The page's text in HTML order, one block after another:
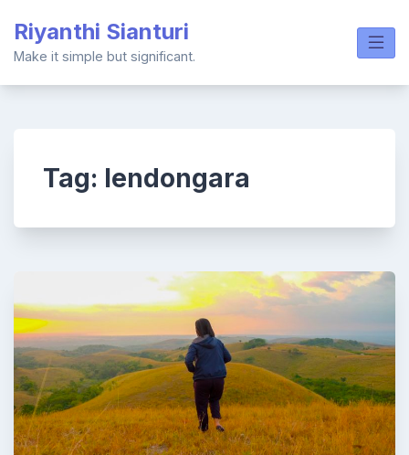
content
Riyanthi Sianturi
Make it simple but significant.
Tag: lendongara